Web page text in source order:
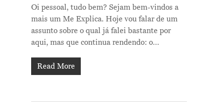
Oi pessoal, tudo bem? Sejam bem-vindos a
mais um Me Explica. Hoje vou falar de um
assunto sobre o qual já falei bastante por
aqui, mas que continua rendendo: o…
Read More